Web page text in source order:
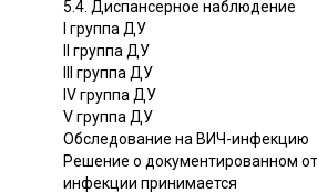
5.4. Диспансерное наблюдение
I группа ДУ
II группа ДУ
III группа ДУ
IV группа ДУ
V группа ДУ
Обследование на ВИЧ-инфекцию
Решение о документированном
инфекции принимается